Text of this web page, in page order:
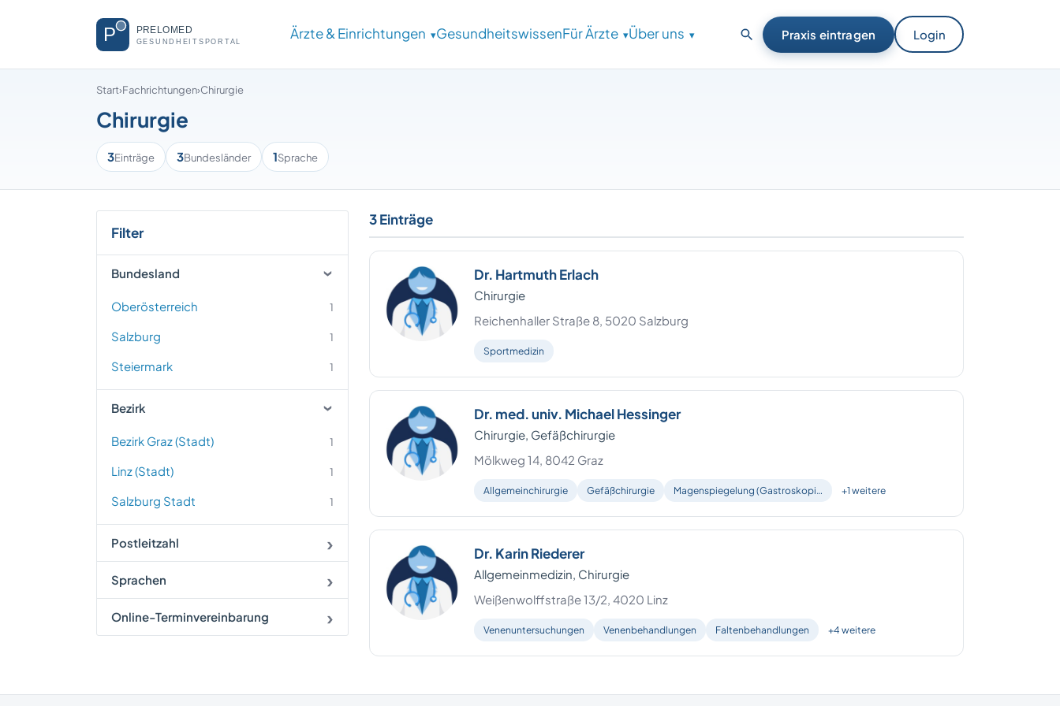
Ärzte & Einrichtungen GesundheitswissenFür Ärzte Über uns Praxis eintragen Login
Start›Fachrichtungen›Chirurgie
Chirurgie
3Einträge 3Bundesländer 1Sprache
Filter
Bundesland
Oberösterreich 1
Salzburg 1
Steiermark 1
Bezirk
Bezirk Graz (Stadt) 1
Linz (Stadt) 1
Salzburg Stadt 1
Postleitzahl
Sprachen
Online-Terminvereinbarung
3 Einträge
Dr. Hartmuth Erlach
Chirurgie
Reichenhaller Straße 8, 5020 Salzburg
Sportmedizin
Dr. med. univ. Michael Hessinger
Chirurgie, Gefäßchirurgie
Mölkweg 14, 8042 Graz
Allgemeinchirurgie Gefäßchirurgie Magenspiegelung (Gastroskopi… +1 weitere
Dr. Karin Riederer
Allgemeinmedizin, Chirurgie
Weißenwolffstraße 13/2, 4020 Linz
Venenuntersuchungen Venenbehandlungen Faltenbehandlungen +4 weitere